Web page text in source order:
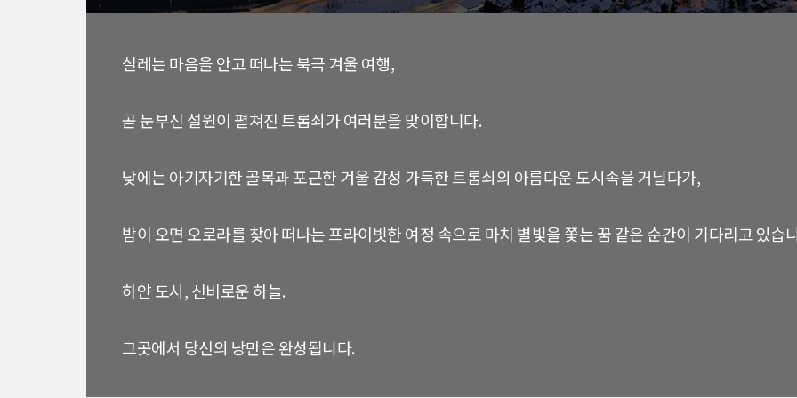
설레는 마음을 안고 떠나는 북극 겨울 여행,
곧 눈부신 설원이 펼쳐진 트롬쇠가 여러분을 맞이합니다.
낮에는 아기자기한 골목과 포근한 겨울 감성 가득한 트롬쇠의 아름다운 도시속을 거닐다가,
밤이 오면 오로라를 찾아 떠나는 프라이빗한 여정 속으로 마치 별빛을 쫓는 꿈 같은 순간이 기다리고 있습
하얀 도시, 신비로운 하늘.
그곳에서 당신의 낭만은 완성됩니다.